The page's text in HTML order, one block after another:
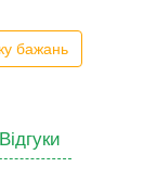
бажань
Відгуки